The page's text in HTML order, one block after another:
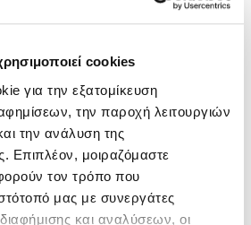
cookies
για την εξατομίκευση
την παροχή λειτουργιών
την ανάλυση της
Επιπλέον, μοιραζόμαστε
τον τρόπο που
μας με συνεργάτες
και αναλύσεων, οι
δεν λειτουργεί απλώς ως
πωλήσεων ενός
και ο τρόπος παρουσίασης της
να επηρεάσουν άμεσα τα
συνολική εικόνα του brand.
hotel websites
στρατηγική και εμπορική
digital εμπειρίες που
σύγχρονες ανάγκες της
και των ταξιδιωτών.